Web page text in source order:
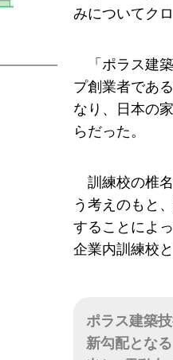
みについてク
「ポラス建
プ創業者であ
なり、日本の
らだった。
訓練校の椎
う考えのもと
することによ
企業内訓練校
ポラス建築
新勾配とな